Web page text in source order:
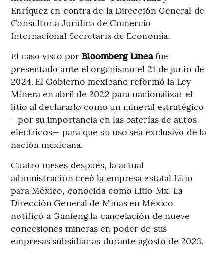
Enríquez en contra de la Dirección General de
Consultoría Jurídica de Comercio
Internacional Secretaría de Economía.
El caso visto por Bloomberg Líneafue
presentado ante el organismo el 21 de junio de
2024. El Gobierno mexicano reformó la Ley
Minera en abril de 2022 para nacionalizar el
litio al declararlo como un mineral estratégico
—por su importancia en las baterías de autos
eléctricos— para que su uso sea exclusivo de la
nación mexicana.
Cuatro meses después, la actual
administración creó la empresa estatal Litio
para México, conocida como Litio Mx. La
Dirección General de Minas en México
notificó a Ganfeng la cancelación de nueve
concesiones mineras en poder de sus
empresas subsidiarias durante agosto de 2023.